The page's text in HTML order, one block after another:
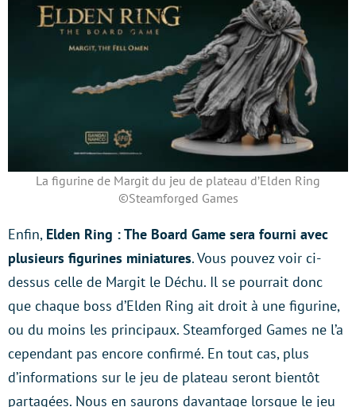
La figurine de Margit du jeu de plateau d’Elden Ring
©Steamforged Games
Enfin, Elden Ring : The Board Game sera fourni avec
plusieurs figurines miniatures. Vous pouvez voir ci-
dessus celle de Margit le Déchu. Il se pourrait donc
que chaque boss d’Elden Ring ait droit à une figurine,
ou du moins les principaux. Steamforged Games ne l’a
cependant pas encore confirmé. En tout cas, plus
d’informations sur le jeu de plateau seront bientôt
partagées. Nous en saurons davantage lorsque le jeu